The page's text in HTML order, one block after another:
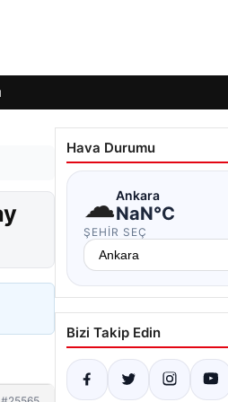
Hava Durumu
☁Ankara
NaN°C
ŞEHIR SEÇ
Bizi Takip Edin